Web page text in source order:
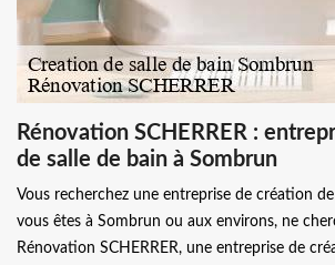
Rénovation SCHERRER :
de salle de bain à Sombrun
Vous recherchez une entreprise de création de
vous êtes à Sombrun ou aux environs, ne
Rénovation SCHERRER, une entreprise de